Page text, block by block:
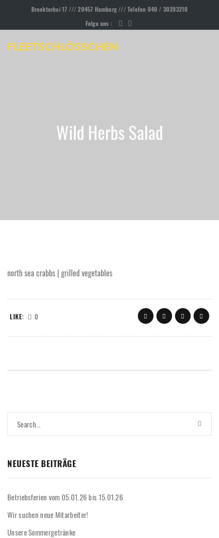
Brooktorkai 17 /// 20457 Hamburg /// Telefon 040 / 30393210
Folge uns :
FLEETSCHLÖSSCHEN
Wild Herbs Salad
north sea crabbs | grilled vegetables
LIKE: 0
NEUESTE BEITRÄGE
Betriebsferien vom 05.01.26 bis 15.01.26
Wir suchen neue Mitarbeiter!
Unsere Sommergetränke